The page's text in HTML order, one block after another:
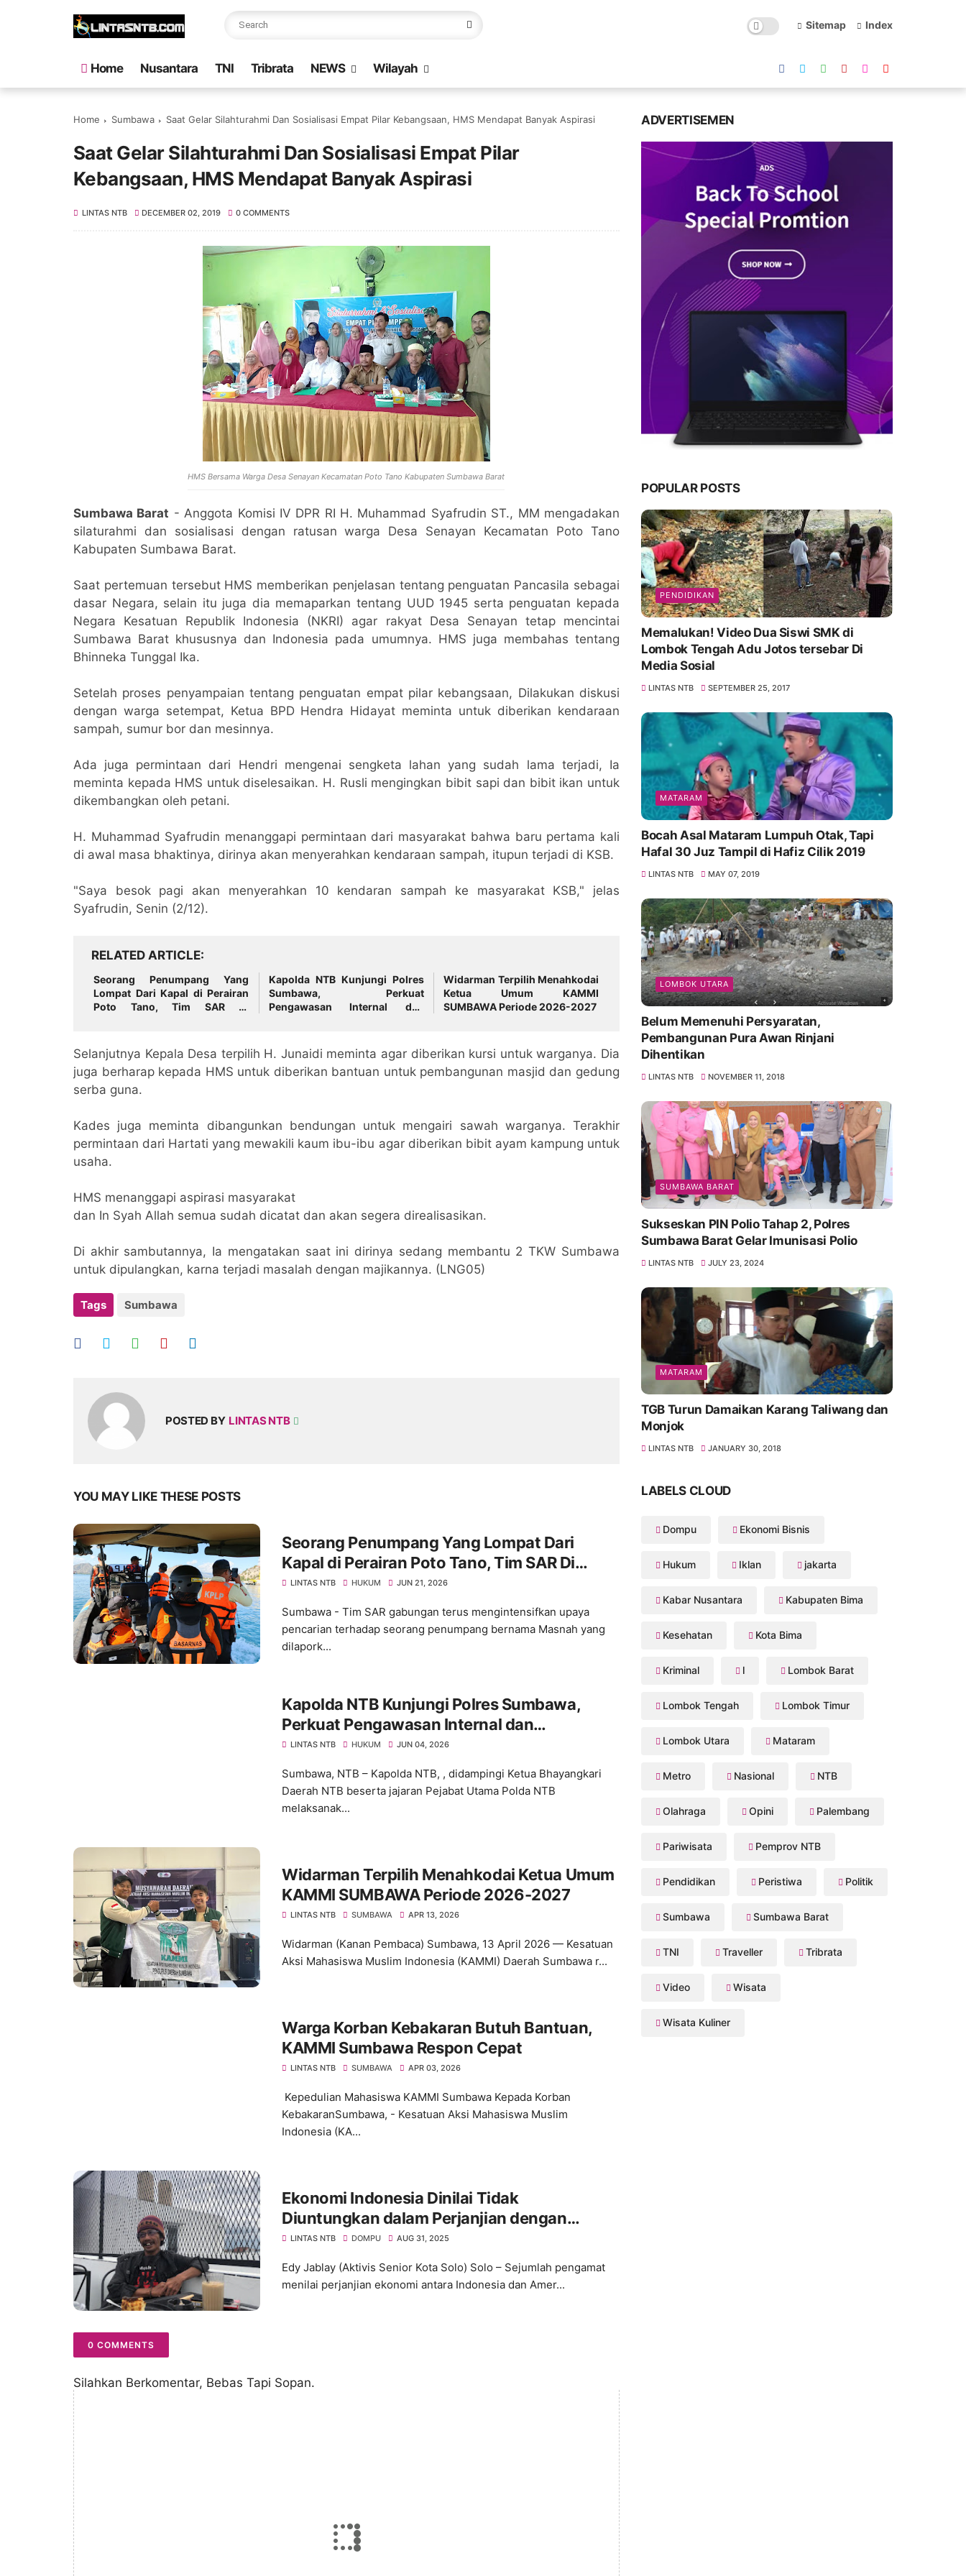
Sitemap Index
Home Nusantara TNI Tribrata NEWS Wilayah
Home Sumbawa Saat Gelar Silahturahmi Dan Sosialisasi Empat Pilar Kebangsaan, HMS Mendapat Banyak Aspirasi
Saat Gelar Silahturahmi Dan Sosialisasi Empat Pilar
Kebangsaan, HMS Mendapat Banyak Aspirasi
LINTAS NTB DECEMBER 02, 2019 0 COMMENTS
HMS Bersama Warga Desa Senayan Kecamatan Poto Tano Kabupaten Sumbawa Barat
Sumbawa Barat - Anggota Komisi IV DPR RI H. Muhammad Syafrudin ST., MM mengadakan
silaturahmi dan sosialisasi dengan ratusan warga Desa Senayan Kecamatan Poto Tano
Kabupaten Sumbawa Barat.
Saat pertemuan tersebut HMS memberikan penjelasan tentang penguatan Pancasila sebagai
dasar Negara, selain itu juga dia memaparkan tentang UUD 1945 serta penguatan kepada
Negara Kesatuan Republik Indonesia (NKRI) agar rakyat Desa Senayan tetap mencintai
Sumbawa Barat khususnya dan Indonesia pada umumnya. HMS juga membahas tentang
Bhinneka Tunggal Ika.
Setelah proses penyampaian tentang penguatan empat pilar kebangsaan, Dilakukan diskusi
dengan warga setempat, Ketua BPD Hendra Hidayat meminta untuk diberikan kendaraan
sampah, sumur bor dan mesinnya.
Ada juga permintaan dari Hendri mengenai sengketa lahan yang sudah lama terjadi, Ia
meminta kepada HMS untuk diselesaikan. H. Rusli mengingkan bibit sapi dan bibit ikan untuk
dikembangkan oleh petani.
H. Muhammad Syafrudin menanggapi permintaan dari masyarakat bahwa baru pertama kali
di awal masa bhaktinya, dirinya akan menyerahkan kendaraan sampah, itupun terjadi di KSB.
"Saya besok pagi akan menyerahkan 10 kendaran sampah ke masyarakat KSB," jelas
Syafrudin, Senin (2/12).
RELATED ARTICLE
Seorang Penumpang Yang
Lompat Dari Kapal di Perairan
Poto Tano, Tim SAR Di
Kapolda NTB Kunjungi Polres
Sumbawa, Perkuat
Pengawasan Internal dan
Widarman Terpilih Menahkodai
Ketua Umum KAMMI
SUMBAWA Periode 2026-2027
Selanjutnya Kepala Desa terpilih H. Junaidi meminta agar diberikan kursi untuk warganya. Dia
juga berharap kepada HMS untuk diberikan bantuan untuk pembangunan masjid dan gedung
serba guna.
Kades juga meminta dibangunkan bendungan untuk mengairi sawah warganya. Terakhir
permintaan dari Hartati yang mewakili kaum ibu-ibu agar diberikan bibit ayam kampung untuk
usaha.
HMS menanggapi aspirasi masyarakat
dan In Syah Allah semua sudah dicatat dan akan segera direalisasikan.
Di akhir sambutannya, Ia mengatakan saat ini dirinya sedang membantu 2 TKW Sumbawa
untuk dipulangkan, karna terjadi masalah dengan majikannya. (LNG05)
Tags Sumbawa
POSTED BY LINTAS NTB
YOU MAY LIKE THESE POSTS
Seorang Penumpang Yang Lompat Dari
Kapal di Perairan Poto Tano, Tim SAR Di
Terjunkan!
LINTAS NTB HUKUM JUN 21, 2026
Sumbawa - Tim SAR gabungan terus mengintensifkan upaya
pencarian terhadap seorang penumpang bernama Masnah yang
dilapork...
Kapolda NTB Kunjungi Polres Sumbawa,
Perkuat Pengawasan Internal dan
Tingkatkan Pelayanan Masyarakat
LINTAS NTB HUKUM JUN 04, 2026
Sumbawa, NTB – Kapolda NTB, , didampingi Ketua Bhayangkari
Daerah NTB beserta jajaran Pejabat Utama Polda NTB
melaksanak...
Widarman Terpilih Menahkodai Ketua Umum
KAMMI SUMBAWA Periode 2026-2027
LINTAS NTB SUMBAWA APR 13, 2026
Widarman (Kanan Pembaca) Sumbawa, 13 April 2026 — Kesatuan
Aksi Mahasiswa Muslim Indonesia (KAMMI) Daerah Sumbawa r...
Warga Korban Kebakaran Butuh Bantuan,
KAMMI Sumbawa Respon Cepat
LINTAS NTB SUMBAWA APR 03, 2026
Kepedulian Mahasiswa KAMMI Sumbawa Kepada Korban
KebakaranSumbawa, - Kesatuan Aksi Mahasiswa Muslim
Indonesia (KA...
Ekonomi Indonesia Dinilai Tidak
Diuntungkan dalam Perjanjian dengan
Amerika, Aktivis Angkat Bicara
LINTAS NTB DOMPU AUG 31, 2025
Edy Jablay (Aktivis Senior Kota Solo) Solo – Sejumlah pengamat
menilai perjanjian ekonomi antara Indonesia dan Amer...
0 COMMENTS
Silahkan Berkomentar, Bebas Tapi Sopan.
ADVERTISEMEN
POPULAR POSTS
PENDIDIKAN
Memalukan! Video Dua Siswi SMK di
Lombok Tengah Adu Jotos tersebar Di
Media Sosial
LINTAS NTB SEPTEMBER 25, 2017
MATARAM
Bocah Asal Mataram Lumpuh Otak, Tapi
Hafal 30 Juz Tampil di Hafiz Cilik 2019
LINTAS NTB MAY 07, 2019
LOMBOK UTARA
Belum Memenuhi Persyaratan,
Pembangunan Pura Awan Rinjani
Dihentikan
LINTAS NTB NOVEMBER 11, 2018
SUMBAWA BARAT
Sukseskan PIN Polio Tahap 2, Polres
Sumbawa Barat Gelar Imunisasi Polio
LINTAS NTB JULY 23, 2024
MATARAM
TGB Turun Damaikan Karang Taliwang dan
Monjok
LINTAS NTB JANUARY 30, 2018
LABELS CLOUD
Dompu Ekonomi Bisnis
Hukum Iklan jakarta
Kabar Nusantara Kabupaten Bima
Kesehatan Kota Bima
Kriminal l Lombok Barat
Lombok Tengah Lombok Timur
Lombok Utara Mataram
Metro Nasional NTB
Olahraga Opini Palembang
Pariwisata Pemprov NTB
Pendidikan Peristiwa Politik
Sumbawa Sumbawa Barat
TNI Traveller Tribrata
Video Wisata
Wisata Kuliner